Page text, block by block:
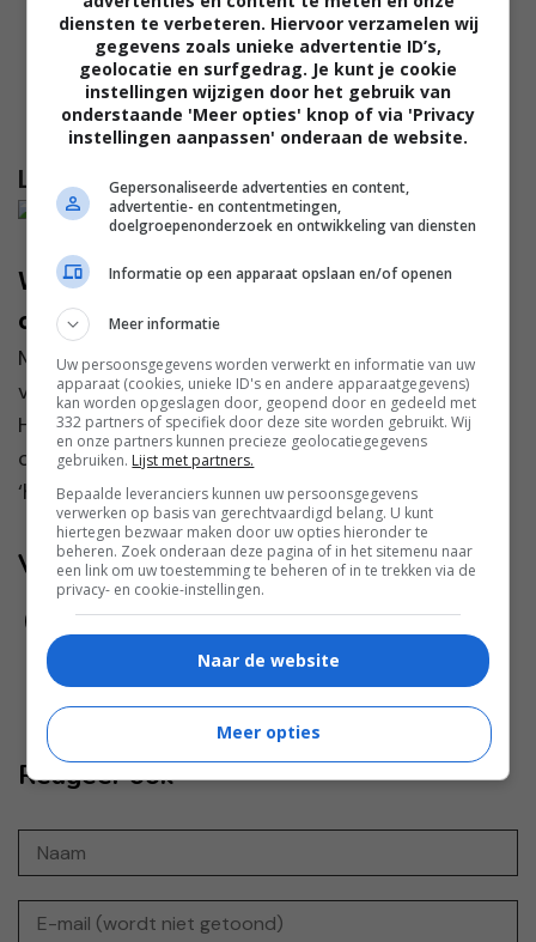
Lees verder...
Wat is hard water eigenlijk en is het
ongezond?
Misschien heb je de term hard water al eens
voorbij zien komen, maar wat is het nou eigenlijk?
Heel simpel: water dat rijk is aan mineralen zoals
calcium en magnesium wordt beschouwd als
‘hard’. D...
Volg jij ons al?
Reageer ook
diensten te verbeteren. Hiervoor verzamelen wij
gegevens zoals unieke advertentie ID’s,
geolocatie en surfgedrag. Je kunt je cookie
instellingen wijzigen door het gebruik van
onderstaande 'Meer opties' knop of via 'Privacy
instellingen aanpassen' onderaan de website.
Gepersonaliseerde advertenties en content,
advertentie- en contentmetingen,
doelgroepenonderzoek en ontwikkeling van diensten
Informatie op een apparaat opslaan en/of openen
Meer informatie
Uw persoonsgegevens worden verwerkt en informatie van uw
apparaat (cookies, unieke ID's en andere apparaatgegevens)
kan worden opgeslagen door, geopend door en gedeeld met
332 partners of specifiek door deze site worden gebruikt. Wij
en onze partners kunnen precieze geolocatiegegevens
gebruiken. Lijst met partners.
Bepaalde leveranciers kunnen uw persoonsgegevens
verwerken op basis van gerechtvaardigd belang. U kunt
hiertegen bezwaar maken door uw opties hieronder te
beheren. Zoek onderaan deze pagina of in het sitemenu naar
een link om uw toestemming te beheren of in te trekken via de
privacy- en cookie-instellingen.
Naar de website
Meer opties